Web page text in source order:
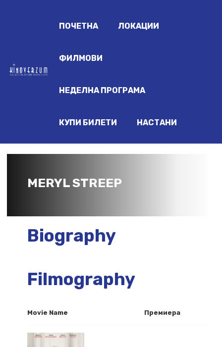
ПОЧЕТНА ЛОКАЦИИ
ФИЛМОВИ
НЕДЕЛНА ПРОГРАМА
КУПИ БИЛЕТИ НАСТАНИ
MERYL STREEP
Biography
Filmography
Movie Name Премиера